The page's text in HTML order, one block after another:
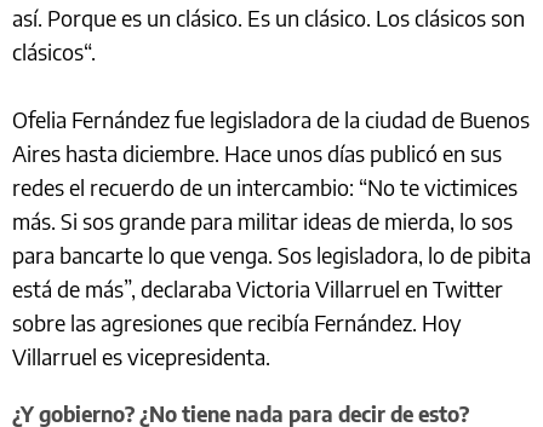
así. Porque es un clásico. Es un clásico. Los clásicos son
clásicos“.
Ofelia Fernández fue legisladora de la ciudad de Buenos
Aires hasta diciembre. Hace unos días publicó en sus
redes el recuerdo de un intercambio: “No te victimices
más. Si sos grande para militar ideas de mierda, lo sos
para bancarte lo que venga. Sos legisladora, lo de pibita
está de más”, declaraba Victoria Villarruel en Twitter
sobre las agresiones que recibía Fernández. Hoy
Villarruel es vicepresidenta.
¿Y gobierno? ¿No tiene nada para decir de esto?